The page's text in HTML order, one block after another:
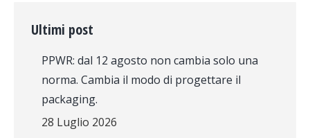
Ultimi post
PPWR: dal 12 agosto non cambia solo una
norma. Cambia il modo di progettare il
packaging.
28 Luglio 2026